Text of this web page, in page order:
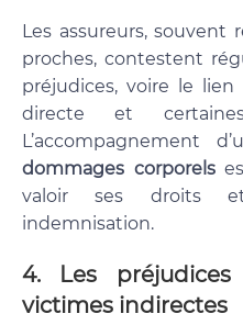
Les assureurs, souvent
proches, contestent
préjudices, voire le
directe et
L’accompagnement
dommages corporels
valoir ses droits
indemnisation.
4. Les
victimes indirectes